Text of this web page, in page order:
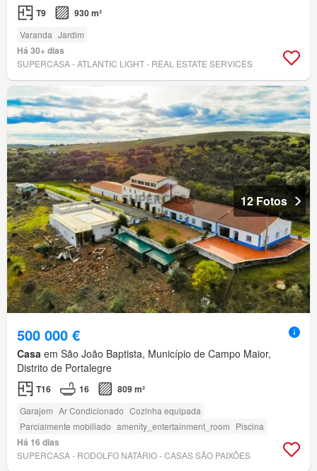
T9 930 m²
Varanda Jardim
Há 30+ dias
SUPERCASA - ATLANTIC LIGHT - REAL ESTATE SERVICES
12 Fotos
500 000 €
Casa em São João Baptista, Município de Campo Maior,
Distrito de Portalegre
T16 16 809 m²
Garajem Ar Condicionado Cozinha equipada
Parcialmente mobiliado amenity_entertainment_room Piscina
Há 16 dias
SUPERCASA - RODOLFO NATÁRIO - CASAS SÃO PAIXÕES